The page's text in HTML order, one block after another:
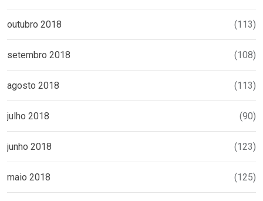
outubro 2018 (113)
setembro 2018 (108)
agosto 2018 (113)
julho 2018 (90)
junho 2018 (123)
maio 2018 (125)